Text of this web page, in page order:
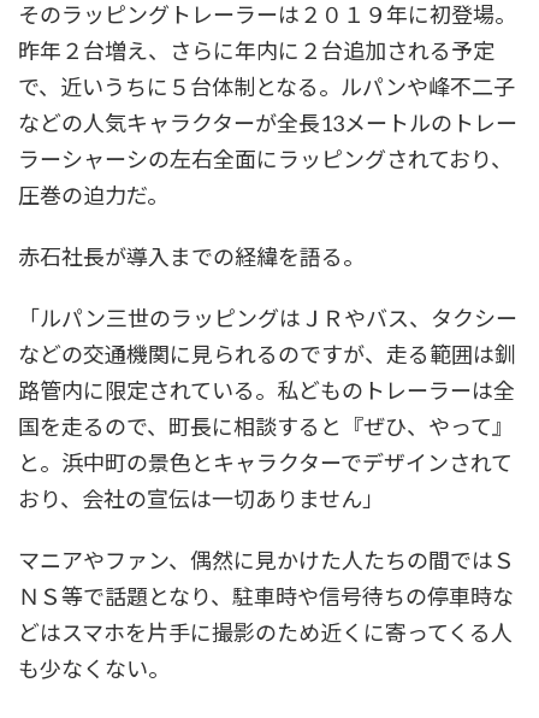
そのラッピングトレーラーは２０１９年に初登場。
昨年２台増え、さらに年内に２台追加される予定
で、近いうちに５台体制となる。ルパンや峰不二子
などの人気キャラクターが全長13メートルのトレー
ラーシャーシの左右全面にラッピングされており、
圧巻の迫力だ。
赤石社長が導入までの経緯を語る。
「ルパン三世のラッピングはＪＲやバス、タクシー
などの交通機関に見られるのですが、走る範囲は釧
路管内に限定されている。私どものトレーラーは全
国を走るので、町長に相談すると『ぜひ、やって』
と。浜中町の景色とキャラクターでデザインされて
おり、会社の宣伝は一切ありません」
マニアやファン、偶然に見かけた人たちの間ではＳ
ＮＳ等で話題となり、駐車時や信号待ちの停車時な
どはスマホを片手に撮影のため近くに寄ってくる人
も少なくない。